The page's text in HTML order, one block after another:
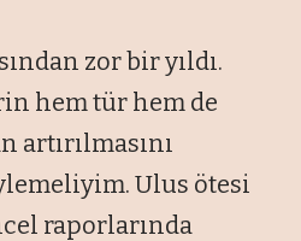
zor bir yıldı.
hem tür hem de
artırılmasını
Ulus ötesi
raporlarında